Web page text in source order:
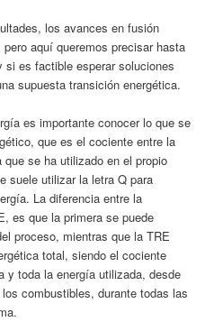
los avances en fusión
aquí queremos precisar hasta
es factible esperar soluciones
supuesta transición energética.
es importante conocer lo que se
que es el cociente entre la
se ha utilizado en el propio
suele utilizar la letra Q para
La diferencia entre la
es que la primera se puede
proceso, mientras que la TRE
total, siendo el cociente
y toda la energía utilizada, desde
combustibles, durante todas las